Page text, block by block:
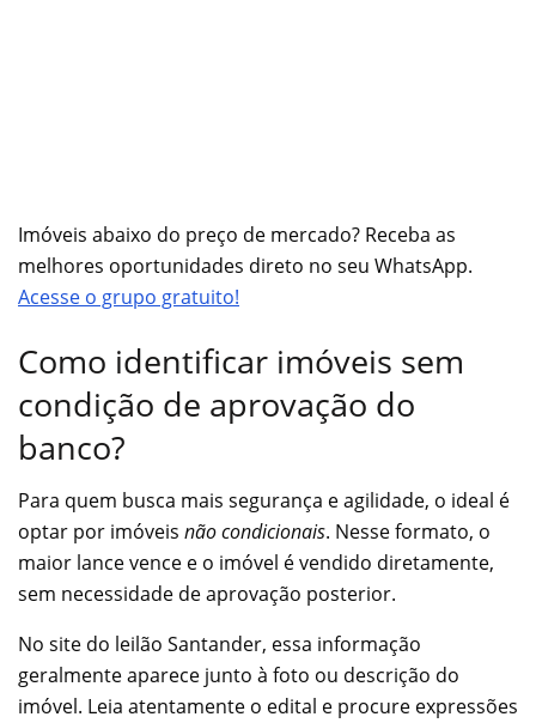
Imóveis abaixo do preço de mercado? Receba as
melhores oportunidades direto no seu WhatsApp.
Acesse o grupo gratuito!
Como identificar imóveis sem
condição de aprovação do
banco?
Para quem busca mais segurança e agilidade, o ideal é
optar por imóveis não condicionais. Nesse formato, o
maior lance vence e o imóvel é vendido diretamente,
sem necessidade de aprovação posterior.
No site do leilão Santander, essa informação
geralmente aparece junto à foto ou descrição do
imóvel. Leia atentamente o edital e procure expressões